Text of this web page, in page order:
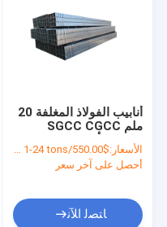
أنابيب الفولاذ المغلفة 20
ملم SGCC CGCC
المطاطية
الأسعار:$550.00/tons 1-24 tons
أحصل على آخر سعر
ﺎﺘﺼﻟ ﺍﻶﻧ